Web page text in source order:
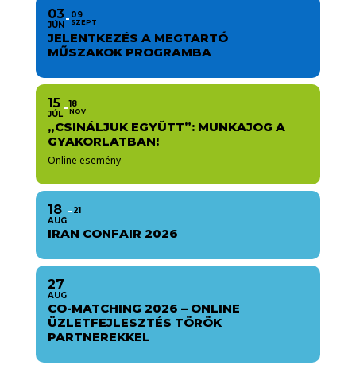
03
JÚN
09
SZEPT
JELENTKEZÉS A MEGTARTÓ
MŰSZAKOK PROGRAMBA
15
JÚL
18
NOV
„CSINÁLJUK EGYÜTT”: MUNKAJOG A
GYAKORLATBAN!
Online esemény
18
AUG
21
IRAN CONFAIR 2026
27
AUG
CO-MATCHING 2026 – ONLINE
ÜZLETFEJLESZTÉS TÖRÖK
PARTNEREKKEL